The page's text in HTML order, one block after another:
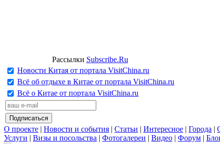
Рассылки Subscribe.Ru
Новости Китая от портала VisitChina.ru
Всё об отдыхе в Китае от портала VisitChina.ru
Всё о Китае от портала VisitChina.ru
О проекте | Новости и события | Статьи | Интересное | Города |
Услуги | Визы и посольства | Фотогалереи | Видео | Форум |